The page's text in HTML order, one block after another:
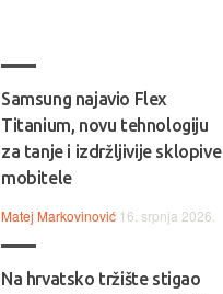
Samsung najavio Flex
Titanium, novu tehnologiju
za tanje i izdržljivije sklopive
mobitele
Matej Markovinović 16. srpnja 2026.
Na hrvatsko tržište stigao